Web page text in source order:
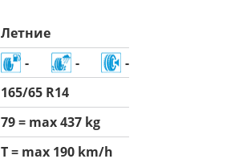
Летние
- -
-
165/65 R14
79 = max 437 kg
T = max 190 km/h